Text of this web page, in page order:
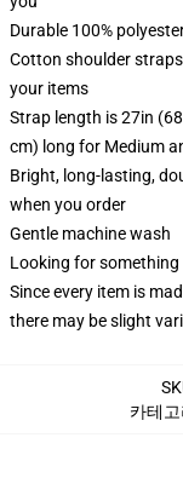
Durable 100% polyester
Cotton shoulder
your items
Strap length is 27in
cm) long for Medium
Bright, long-lasting,
when you order
Gentle machine wash
Looking for
Since every item is
there may be slight
카테고